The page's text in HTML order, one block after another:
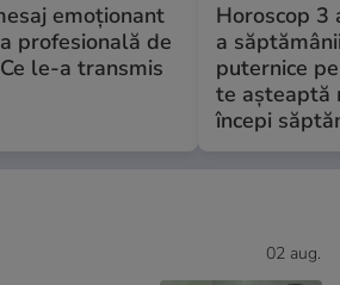
emoționant
profesională de
le-a transmis
Horoscop 3
a
puternice
te așteaptă
începi
02 aug.